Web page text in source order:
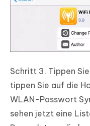
Schritt 3. Tippen
tippen Sie auf die
WLAN-Passwort
sehen jetzt eine